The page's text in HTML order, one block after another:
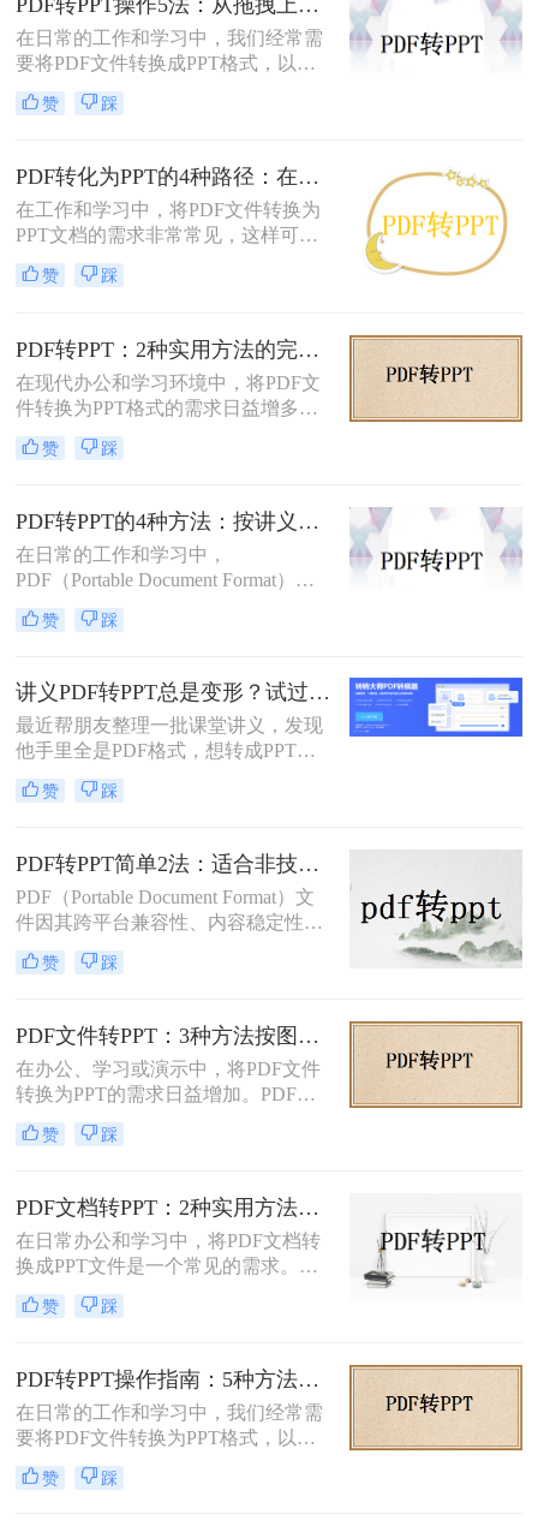
PDF转PPT操作5法：从拖拽上传到批量转换的完整步骤！
在日常的工作和学习中，我们经常需
要将PDF文件转换成PPT格式，以便
进行编辑、展示和分享。那么PDF怎
么转换成PPT呢？本文将介绍五种将
赞 踩
PDF转化为PPT的4种路径：在线、客户端、插件和手动各有什么区别！
在工作和学习中，将PDF文件转换为
PPT文档的需求非常常见，这样可以
方便地进行演示和分享。那么pdf如何
转化为ppt呢？本文将介绍四种常见的
求选择最合适的方式。
赞 踩
PDF转PPT：2种实用方法的完整操作流程和格式保留对比！
在现代办公和学习环境中，将PDF文
件转换为PPT格式的需求日益增多。
无论是为了更方便地编辑内容，还是
为了在演示文稿中更好地展示信息，
能。那么如何把PDF转换成PPT呢？
本文将介绍两种高效的PDF转PPT方
法，帮助您根据自己的需求选择最合
适的方式。
赞 踩
PDF转PPT的4种方法：按讲义、合同、报告3种文件类型选！
在日常的工作和学习中，
PDF（Portable Document Format）因
其格式稳定、跨平台兼容等优点而广
泛应用。然而，在某些场合下，我们
PPT（PowerPoint）格式，以便进行演
示或编辑。虽然PDF到PPT的转换可
能不如其他格式转换那样直接，但通
过一些方法和工具，我们仍然可以实
现这一目的。本文将详细介绍怎么把
pdf转换成ppt的几种方法，以及相关
赞 踩
讲义PDF转PPT总是变形？试过这几个办法真管用！
最近帮朋友整理一批课堂讲义，发现
他手里全是PDF格式，想转成PPT讲
课用，结果试了好几个工具，不是字
体乱码就是排版错位，气得他差点把
转ppt”这个问题，说到底要看你的
PDF是纯文字扫描件、带复杂表格的
课件，还是带大量图片的教案——不
同情况方法完全不同。下面我按实际
使用场景，把试过好用的几个方法整
理出来，不吹不黑，优缺点都说明
赞 踩
PDF转PPT简单2法：适合非技术用户的快速操作流程！
PDF（Portable Document Format）文
件因其跨平台兼容性、内容稳定性和
不易被篡改的特性，在文档分享、存
档和打印中得到了广泛应用。然而，
PPT（PowerPoint）格式，以便进行演
示、编辑或团队协作。那么PDF怎么
转换成PPT呢？本文将介绍两种将
PDF转换成PPT的方法。
赞 踩
PDF文件转PPT：3种方法按图文复杂度的转换精度排名！
在办公、学习或演示中，将PDF文件
转换为PPT的需求日益增加。PDF格
式虽然适合文档共享，但若需编辑或
重新排版内容，转换为PPT会更灵
本文将介绍几种简单实用的方法，帮
助您高效完成转换。
赞 踩
PDF文档转PPT：2种实用方法的关键参数和输出对比！
在日常办公和学习中，将PDF文档转
换成PPT文件是一个常见的需求。
PDF文件因其跨平台性和格式稳定性
而广受欢迎，但在某些情况下，我们
以便进行演示、分享或编辑。那么pdf
文档如何转化成ppt呢？本文将介绍两
种将PDF文档转化成PPT的实用方
法。
赞 踩
PDF转PPT操作指南：5种方法的具体操作流程和参数设置！
在日常的工作和学习中，我们经常需
要将PDF文件转换为PPT格式，以便
进行演示或编辑。PDF文件以其固定
格式和跨平台的优势而广受欢迎，但
赞 踩